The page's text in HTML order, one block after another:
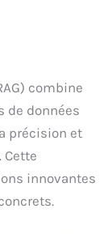
combine
de données
précision et
innovantes